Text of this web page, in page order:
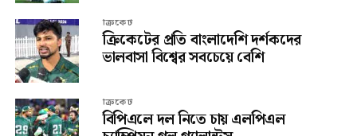
ক্রিকেট
ক্রিকেটের প্রতি বাংলাদেশি দর্শকদের
ভালবাসা বিশ্বের সবচেয়ে বেশি
ক্রিকেট
বিপিএলে দল নিতে চায় এলপিএল